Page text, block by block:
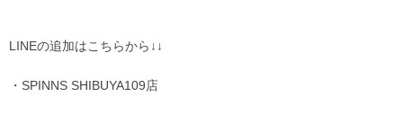
LINEの追加はこちらから↓↓
・SPINNS SHIBUYA109店